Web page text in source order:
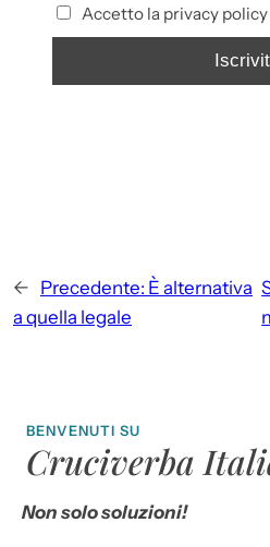
Accetto la privacy policy
← Precedente: È alternativa
a quella legale
BENVENUTI SU
Cruciverba
Non solo soluzioni!